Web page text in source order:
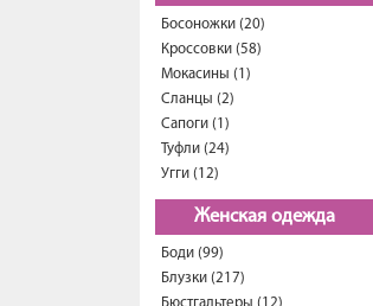
Босоножки (20)
Кроссовки (58)
Мокасины (1)
Сланцы (2)
Сапоги (1)
Туфли (24)
Угги (12)
Женская одежда
Боди (99)
Блузки (217)